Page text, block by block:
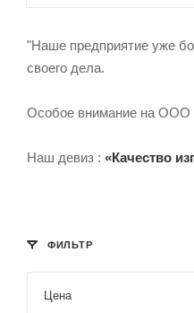
"Наше предприятие уже
своего дела.
Особое внимание на ООО
Наш девиз : «Качество
ФИЛЬТР
Цена